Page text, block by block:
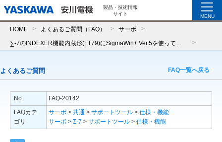
製品・技術情報
サイト
MENU
HOME よくあるご質問（FAQ） サーボ
よくあるご質問 FAQ一覧へ戻る
No.
FAQ-20142
FAQカテ
ゴリ
サーボ > 共通 > サポートツール > 仕様・機能
サーボ > Σ-7 > サポートツール > 仕様・機能